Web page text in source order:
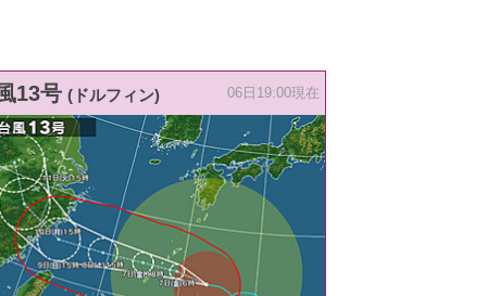
13号 (ドルフィン) 06日19:00現在